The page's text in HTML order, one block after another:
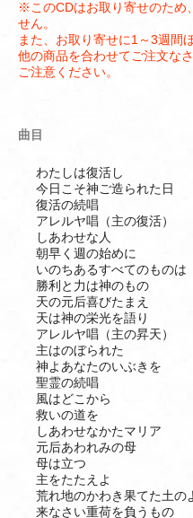
※このCDはお取り寄せのため
せん。
また、お取り寄せに1～3週間
他の商品を合わせてご注文な
ご注意ください。
曲目
わたしは復活し
今日こそ神ご造られた日
復活の続唱
アレルヤ唱（主の復活）
しあわせな人
朝早く週の始めに
いのちあるすべてのものは
勝利と力は神のもの
天の元后喜びたまえ
天は神の栄光を語り
アレルヤ唱（主の昇天）
主はのぼられた
神よあなたのいぶきを
聖霊の続唱
風はどこから
救いの道を
しあわせなかたマリア
元后あわれみの母
母は立つ
主をたたえよ
荒れ地のかわき果てた土の
来なさい重荷を負うもの